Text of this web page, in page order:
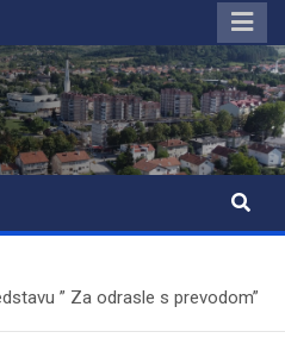
” Za odrasle s prevodom”